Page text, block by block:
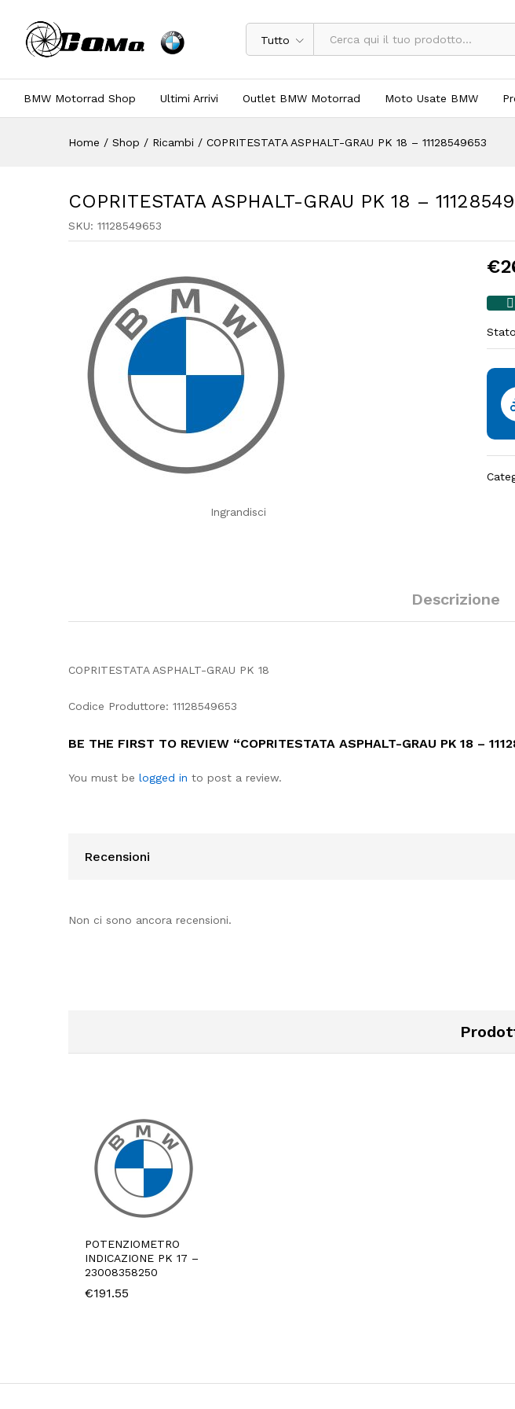
Tutto
BMW Motorrad Shop Ultimi Arrivi Outlet BMW Motorrad Moto Usate BMW
Home / Shop / Ricambi / COPRITESTATA ASPHALT-GRAU PK 18 – 11128549653
COPRITESTATA ASPHALT-GRAU PK 18 –
SKU: 11128549653
Ingrandisci
€
Descrizione
COPRITESTATA ASPHALT-GRAU PK 18
Codice Produttore: 11128549653
BE THE FIRST TO REVIEW “COPRITESTATA ASPHALT-GRAU PK 18 –
You must be logged in to post a review.
Recensioni
Non ci sono ancora recensioni.
POTENZIOMETRO
INDICAZIONE PK 17 –
23008358250
€191.55